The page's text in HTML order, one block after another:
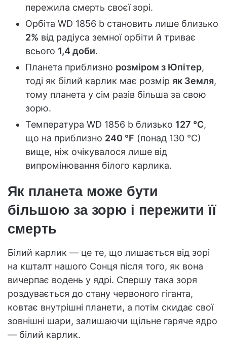
пережила смерть своєї зорі.
Орбіта WD 1856 b становить лише близько
2% від радіуса земної орбіти й триває
всього 1,4 доби.
Планета приблизно розміром з Юпітер,
тоді як білий карлик має розмір як Земля,
тому планета у сім разів більша за свою
зорю.
Температура WD 1856 b близько 127 °C,
що на приблизно 240 °F (понад 130 °C)
вище, ніж очікувалося лише від
випромінювання білого карлика.
Як планета може бути
більшою за зорю і пережити її
смерть
Білий карлик — це те, що лишається від зорі
на кшталт нашого Сонця після того, як вона
вичерпає водень у ядрі. Спершу така зоря
роздувається до стану червоного гіганта,
ковтає внутрішні планети, а потім скидає свої
зовнішні шари, залишаючи щільне гаряче ядро
— білий карлик.